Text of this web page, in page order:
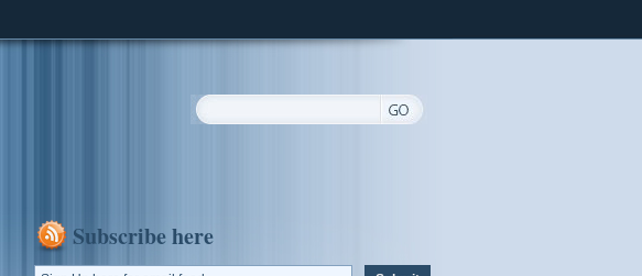
Subscribe here